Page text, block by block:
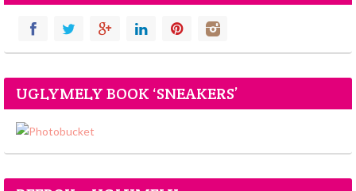
UGLYMELY BOOK ‘SNEAKERS’